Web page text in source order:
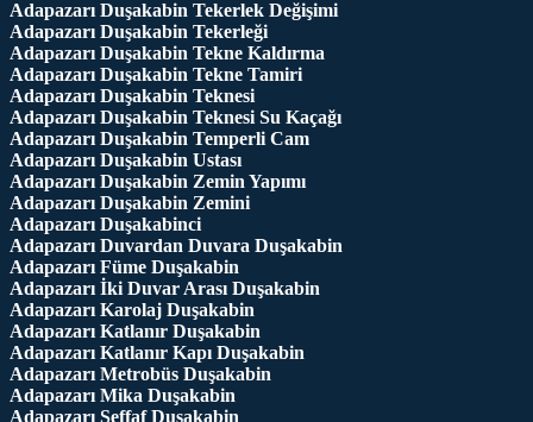
Adapazarı Duşakabin Tekerlek Değişimi
Adapazarı Duşakabin Tekerleği
Adapazarı Duşakabin Tekne Kaldırma
Adapazarı Duşakabin Tekne Tamiri
Adapazarı Duşakabin Teknesi
Adapazarı Duşakabin Teknesi Su Kaçağı
Adapazarı Duşakabin Temperli Cam
Adapazarı Duşakabin Ustası
Adapazarı Duşakabin Zemin Yapımı
Adapazarı Duşakabin Zemini
Adapazarı Duşakabinci
Adapazarı Duvardan Duvara Duşakabin
Adapazarı Füme Duşakabin
Adapazarı İki Duvar Arası Duşakabin
Adapazarı Karolaj Duşakabin
Adapazarı Katlanır Duşakabin
Adapazarı Katlanır Kapı Duşakabin
Adapazarı Metrobüs Duşakabin
Adapazarı Mika Duşakabin
Adapazarı Şeffaf Duşakabin